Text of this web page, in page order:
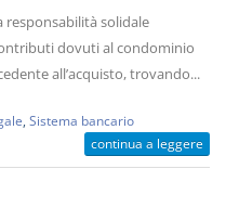
responsabilità solidale
dovuti al condominio
all’acquisto, trovando...
Sistema bancario
continua a leggere